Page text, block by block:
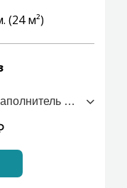
(24 м²)
ТОЛЩИНА СТЕН 150 ММ, наполнитель ПСБС (стоимость за 1м2)